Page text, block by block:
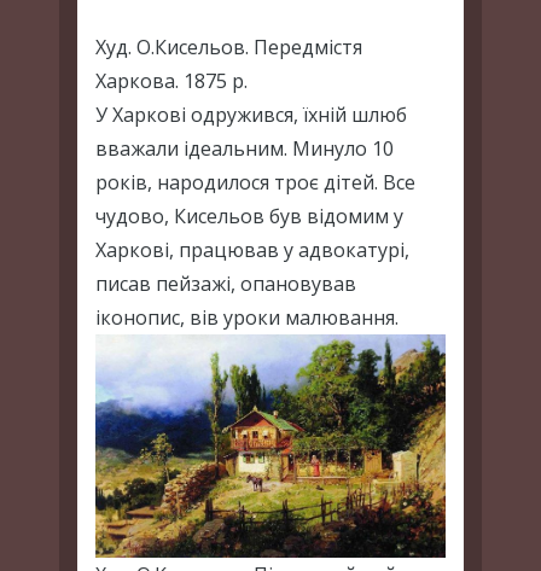
Худ. О.Кисельов. Передмістя
Харкова. 1875 р.
У Харкові одружився, їхній шлюб
вважали ідеальним. Минуло 10
років, народилося троє дітей. Все
чудово, Кисельов був відомим у
Харкові, працював у адвокатурі,
писав пейзажі, опановував
іконопис, вів уроки малювання.